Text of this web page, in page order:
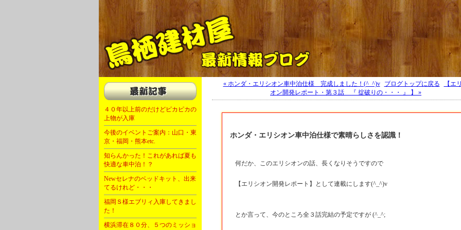
軽キャン 軽自動車 キャンピングカー 福岡 大川 OKワゴン キャンピングカー トスケンブログ 福岡トスケンブログ
４０年以上前のだけどピカピカの
上物が入庫
今後のイベントご案内：山口・東
京・福岡・熊本etc.
知らんかった！これがあれば夏も
快適な車中泊！？
Newセレナのベッドキット、出来
てるけれど・・・
福岡Ｓ様エブリィ入庫してきまし
た！
横浜滞在８０分、５つのミッショ
« ホンダ・エリシオン車中泊仕様 完成しました！(^_^)v| ブログトップに戻る
【エ
オン開発レポート・第３話 『 掟破りの・・・ 』 】 »
ホンダ・エリシオン車中泊仕様で素晴らしさを認識！
何だか、このエリシオンの話、長くなりそうですので
【エリシオン開発レポート】として連載にします(^_^)v
とか言って、今のところ全３話完結の予定ですが (^_^;